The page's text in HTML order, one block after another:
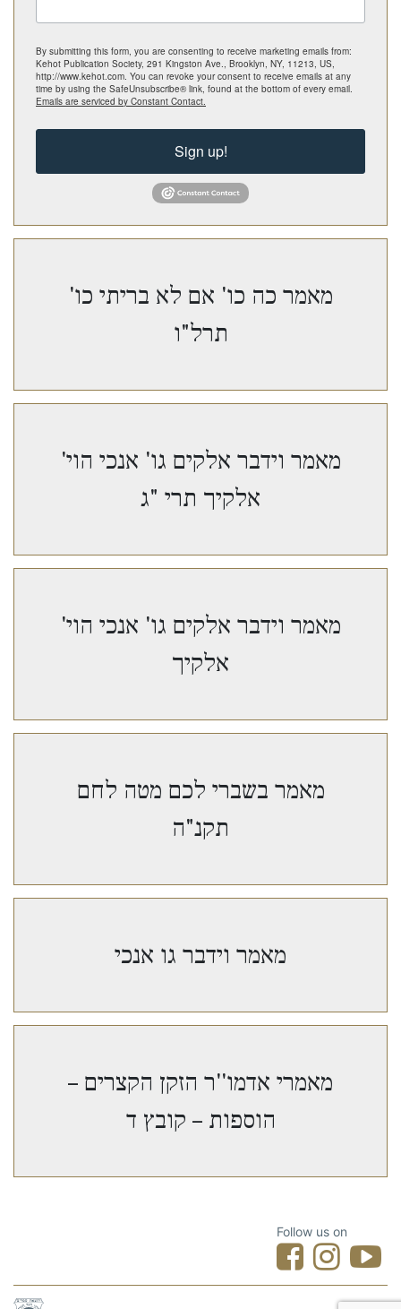
By submitting this form, you are consenting to receive marketing emails from:
Kehot Publication Society, 291 Kingston Ave., Brooklyn, NY, 11213, US,
http://www.kehot.com. You can revoke your consent to receive emails at any
time by using the SafeUnsubscribe® link, found at the bottom of every email.
Emails are serviced by Constant Contact.
Sign up!
מאמר כה כו' אם לא בריתי כו'
תרל"ו
מאמר וידבר אלקים גו' אנכי הוי'
אלקיך תרי "ג
מאמר וידבר אלקים גו' אנכי הוי'
אלקיך
מאמר בשברי לכם מטה לחם
תקנ"ה
מאמר וידבר גו אנכי
מאמרי אדמו''ר הזקן הקצרים –
הוספות – קובץ ד
Follow us on